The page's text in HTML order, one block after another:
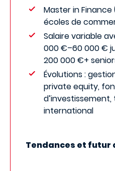
Master in Finance
écoles de
Salaire variable
000 €–60 000 €
200 000 €+
Évolutions :
private equity,
international
Tendances et futur